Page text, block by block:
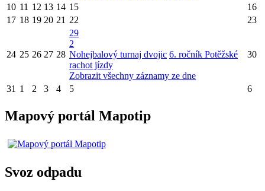
10 11 12 13 14 15
16
17 18 19 20 21 22 23
24 25 26 27 28
29
2
Nohejbalový turnaj dvojic 6. ročník Potěžské
rachot jízdy
Zobrazit všechny záznamy ze dne
30
31 1 2 3 4 5 6
Mapový portál Mapotip
Svoz odpadu